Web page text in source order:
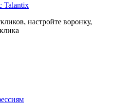
Talantix
настройте воронку,